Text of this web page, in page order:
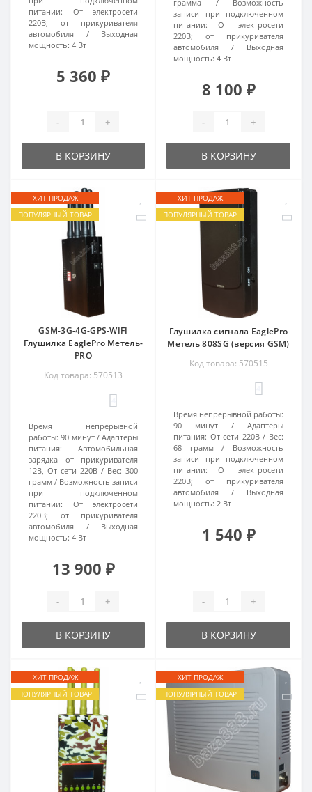
питании:
От электросети
220В; от прикуривателя
автомобиля
Выходная
мощность: 4 Вт
5 360 ₽
- +
В КОРЗИНУ
грамма
Возможность
записи при подключенном
питании:
От электросети
220В; от прикуривателя
автомобиля
Выходная
мощность: 4 Вт
8 100 ₽
- +
В КОРЗИНУ
ХИТ ПРОДАЖ
ПОПУЛЯРНЫЙ ТОВАР
GSM-3G-4G-GPS-WIFI
Глушилка EaglePro Метель-
PRO
Код товара: 570513
Время непрерывной
работы: 90 минут
Адаптеры
питания:
Автомобильная
зарядка от прикуривателя
12В, От сети 220В
Вес: 300
грамм
Возможность записи
при подключенном
питании:
От электросети
220В; от прикуривателя
автомобиля
Выходная
мощность: 4 Вт
13 900 ₽
- +
В КОРЗИНУ
ХИТ ПРОДАЖ
ПОПУЛЯРНЫЙ ТОВАР
Глушилка сигнала EaglePro
Метель 808SG (версия GSM)
Код товара: 570515
Время непрерывной работы:
90 минут
Адаптеры
питания: От сети 220В
Вес:
68 грамм
Возможность
записи при подключенном
питании:
От электросети
220В; от прикуривателя
автомобиля
Выходная
мощность: 2 Вт
1 540 ₽
- +
В КОРЗИНУ
ХИТ ПРОДАЖ
ПОПУЛЯРНЫЙ ТОВАР
ХИТ ПРОДАЖ
ПОПУЛЯРНЫЙ ТОВАР